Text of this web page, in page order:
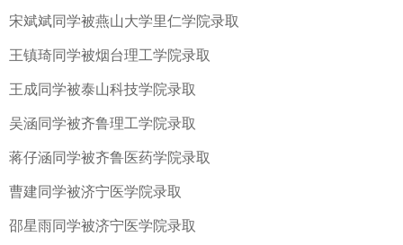
宋斌斌同学被燕山大学里仁学院录取
王镇琦同学被烟台理工学院录取
王成同学被泰山科技学院录取
吴涵同学被齐鲁理工学院录取
蒋仔涵同学被齐鲁医药学院录取
曹建同学被济宁医学院录取
邵星雨同学被济宁医学院录取